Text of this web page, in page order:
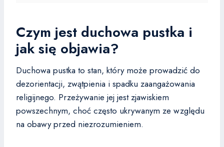
Czym jest duchowa pustka i
jak się objawia?
Duchowa pustka to stan, który może prowadzić do
dezorientacji, zwątpienia i spadku zaangażowania
religijnego. Przeżywanie jej jest zjawiskiem
powszechnym, choć często ukrywanym ze względu
na obawy przed niezrozumieniem.